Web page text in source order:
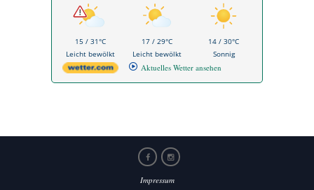
15 / 31°C
Leicht bewölkt
17 / 29°C
Leicht bewölkt
14 / 30°C
Sonnig
Aktuelles Wetter ansehen
Impressum